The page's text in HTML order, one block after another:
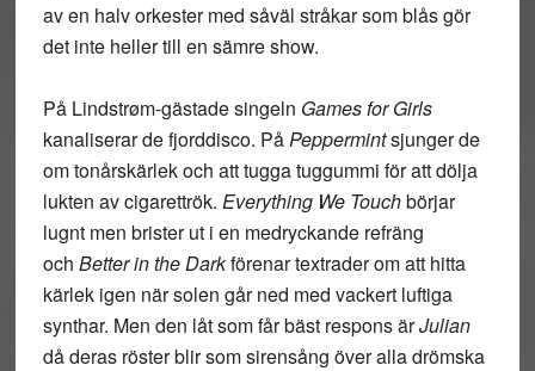
av en halv orkester med såväl stråkar som blås gör
det inte heller till en sämre show.
På Lindstrøm-gästade singeln Games for Girls
kanaliserar de fjorddisco. PåPeppermintsjunger de
om tonårskärlek och att tugga tuggummi för att dölja
lukten av cigarettrök. Everything We Touchbörjar
lugnt men brister ut i en medryckande refräng
och Better in the Darkförenar textrader om att hitta
kärlek igen när solen går ned med vackert luftiga
synthar. Men den låt som får bäst respons ärJulian
då deras röster blir som sirensång över alla drömska